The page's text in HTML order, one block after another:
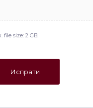
file size: 2 GB.